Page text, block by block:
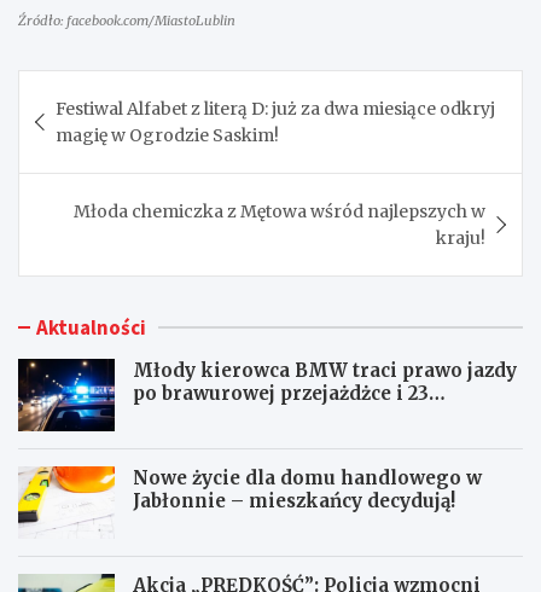
Źródło: facebook.com/MiastoLublin
wpisu
Festiwal Alfabet z literą D: już za dwa miesiące odkryj
magię w Ogrodzie Saskim!
Młoda chemiczka z Mętowa wśród najlepszych w
kraju!
Aktualności
Młody kierowca BMW traci prawo jazdy
po brawurowej przejażdżce i 23
Nowe życie dla domu handlowego w
Jabłonnie – mieszkańcy decydują!
Akcja „PRĘDKOŚĆ”: Policja wzmocni